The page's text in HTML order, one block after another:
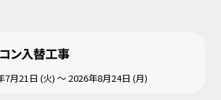
ン入替工事
7月21日 (火) ～ 2026年8月24日 (月)